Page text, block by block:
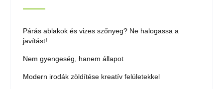
Párás ablakok és vizes szőnyeg? Ne halogassa a
javítást!
Nem gyengeség, hanem állapot
Modern irodák zöldítése kreatív felületekkel